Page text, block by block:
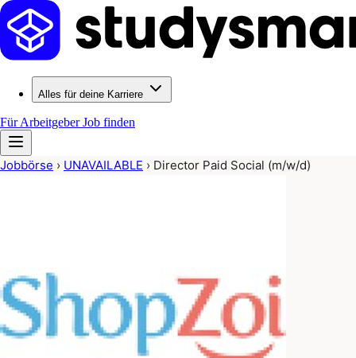
Alles für deine Karriere
Für ArbeitgeberJob finden
Jobbörse › UNAVAILABLE › Director Paid Social (m/w/d)